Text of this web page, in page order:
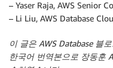
– Yaser Raja, AWS Senior
– Li Liu, AWS Database
이 글은 AWS Database 블
한국어 번역본으로 장동훈